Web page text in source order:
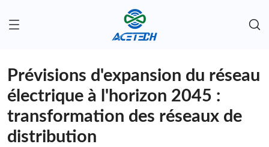
Prévisions d'expansion du réseau
électrique à l'horizon 2045 :
transformation des réseaux de
distribution